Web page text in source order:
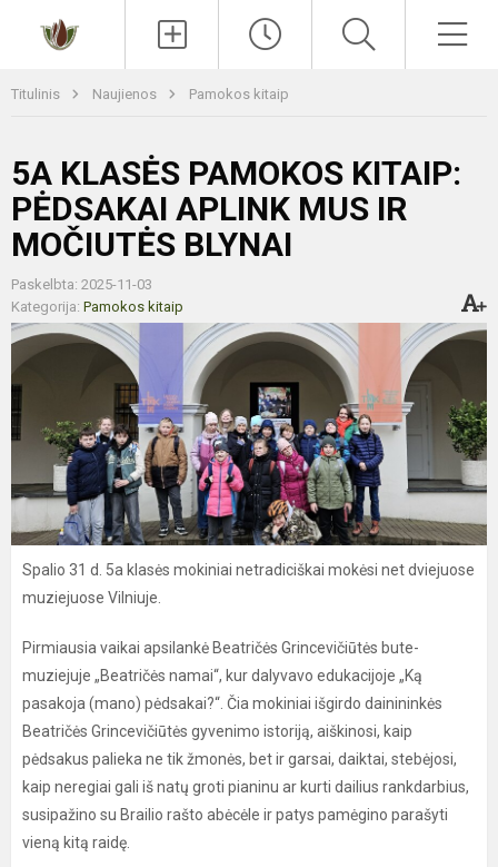
Titulinis Naujienos Pamokos kitaip
5A KLASĖS PAMOKOS KITAIP:
PĖDSAKAI APLINK MUS IR
MOČIUTĖS BLYNAI
Paskelbta: 2025-11-03
Kategorija: Pamokos kitaip
Spalio 31 d. 5a klasės mokiniai netradiciškai mokėsi net dviejuose
muziejuose Vilniuje.
Pirmiausia vaikai apsilankė Beatričės Grincevičiūtės bute-
muziejuje „Beatričės namai“, kur dalyvavo edukacijoje „Ką
pasakoja (mano) pėdsakai?“. Čia mokiniai išgirdo dainininkės
Beatričės Grincevičiūtės gyvenimo istoriją, aiškinosi, kaip
pėdsakus palieka ne tik žmonės, bet ir garsai, daiktai, stebėjosi,
kaip neregiai gali iš natų groti pianinu ar kurti dailius rankdarbius,
susipažino su Brailio rašto abėcėle ir patys pamėgino parašyti
vieną kitą raidę.